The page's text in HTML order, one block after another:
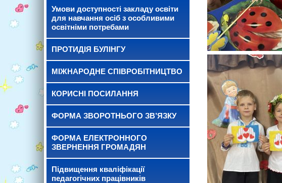
Умови доступності закладу освіти
для навчання осіб з особливими
освітніми потребами
ПРОТИДІЯ БУЛІНГУ
МІЖНАРОДНЕ СПІВРОБІТНИЦТВО
КОРИСНІ ПОСИЛАННЯ
ФОРМА ЗВОРОТНЬОГО ЗВ’ЯЗКУ
ФОРМА ЕЛЕКТРОННОГО
ЗВЕРНЕННЯ ГРОМАДЯН
Підвищення кваліфікації
педагогічних працівників